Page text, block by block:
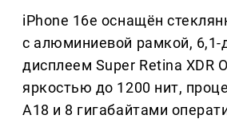
iPhone 16e оснащён
с алюминиевой рамкой,
дисплеем Super Retina XDR
яркостью до 1200 нит,
A18 и 8 гигабайтами